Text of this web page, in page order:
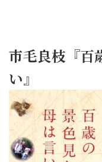
市毛良枝『百
い』